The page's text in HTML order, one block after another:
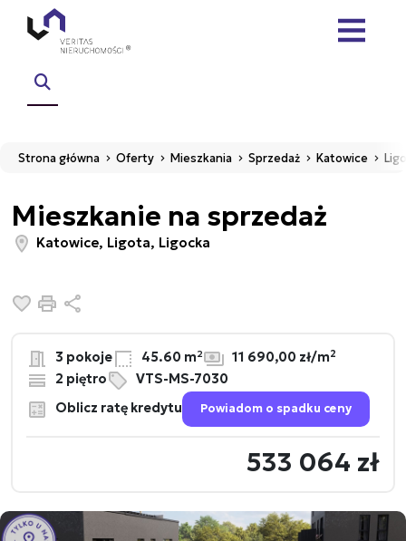
Strona główna Oferty Mieszkania Sprzedaż Katowice
Mieszkanie na sprzedaż
Katowice, Ligota, Ligocka
Dodaj do ulubionych
Drukuj
3 pokoje 45.60 m² 11 690,00 zł/m2
2 piętro
VTS-MS-7030
Oblicz ratę kredytu
Powiadom o spadku ceny
533 064 zł